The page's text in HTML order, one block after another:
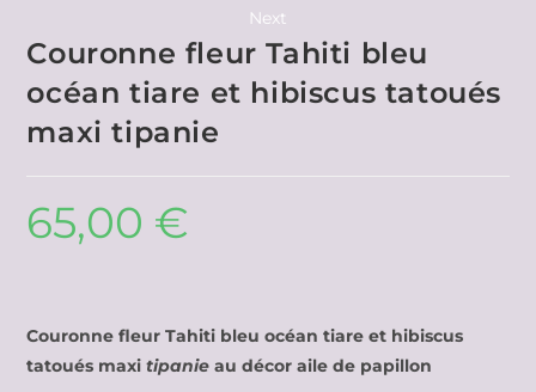
Next
Couronne fleur Tahiti bleu
océan tiare et hibiscus tatoués
maxi tipanie
65,00 €
Couronne fleur Tahiti bleu océan tiare et hibiscus
tatoués maxitipanie au décor aile de papillon